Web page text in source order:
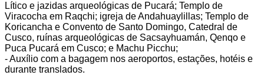
Lítico e jazidas arqueológicas de Pucará; Templo de
Viracocha em Raqchi; igreja de Andahuaylillas; Templo de
Koricancha e Convento de Santo Domingo, Catedral de
Cusco, ruínas arqueológicas de Sacsayhuamán, Qenqo e
Puca Pucará em Cusco; e Machu Picchu;
- Auxílio com a bagagem nos aeroportos, estações, hotéis e
durante translados.